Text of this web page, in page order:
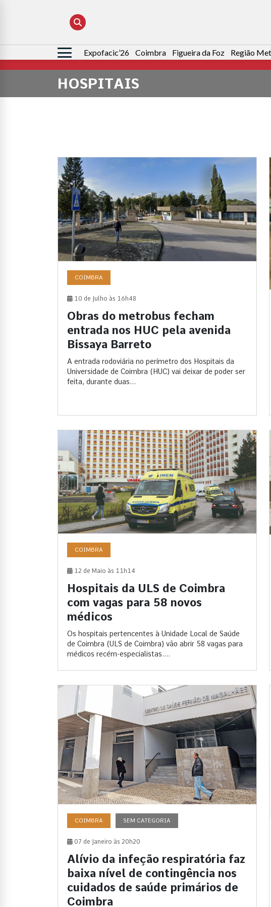
Pesquisar
por:
Expofacic’26 Coimbra Figueira da Foz Região
HOSPITAIS
COIMBRA
10 de Julho às 16h48
Obras do metrobus fecham
entrada nos HUC pela avenida
Bissaya Barreto
A entrada rodoviária no perímetro dos Hospitais da
Universidade de Coimbra (HUC) vai deixar de poder ser
feita, durante duas...
COIMBRA
12 de Maio às 11h14
Hospitais da ULS de Coimbra
com vagas para 58 novos
médicos
Os hospitais pertencentes à Unidade Local de Saúde
de Coimbra (ULS de Coimbra) vão abrir 58 vagas para
médicos recém-especialistas....
COIMBRA SEM CATEGORIA
07 de Janeiro às 20h20
Alívio da infeção respiratória faz
baixa nível de contingência nos
cuidados de saúde primários de
Coimbra